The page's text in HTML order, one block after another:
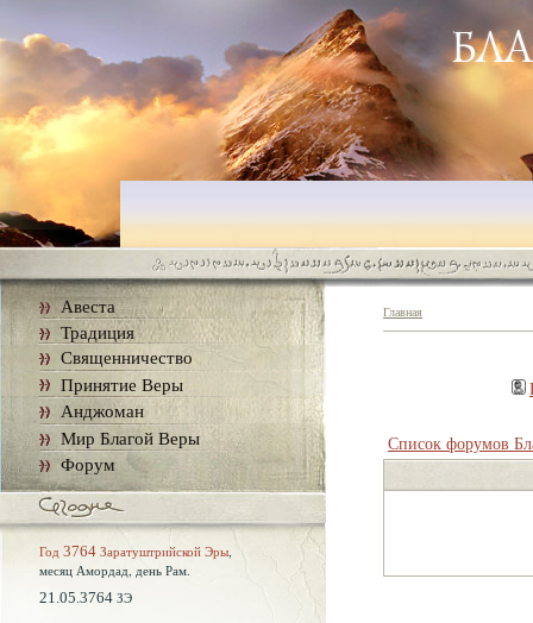
Авеста
Традиция
Священничество
Принятие Веры
Анджоман
Мир Благой Веры
Форум
Год 3764 Заратуштрийской Эры,
месяц Амордад, день Рам.
21.05.3764 ЗЭ
Главная
Список форумов